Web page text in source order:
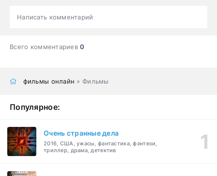
Написать комментарий
Всего комментариев0
фильмы онлайн » Фильмы
Популярное:
Очень странные дела
2016, США, ужасы, фантастика, фэнтези,
триллер, драма, детектив